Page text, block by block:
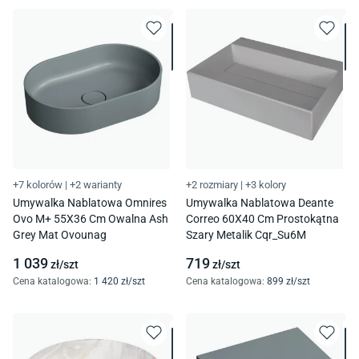
+7 kolorów | +2 warianty
Umywalka Nablatowa Omnires
Ovo M+ 55X36 Cm Owalna Ash
Grey Mat Ovounag
1 039zł/szt
Cena katalogowa: 1 420 zł/szt
+2 rozmiary | +3 kolory
Umywalka Nablatowa Deante
Correo 60X40 Cm Prostokątna
Szary Metalik Cqr_Su6M
719zł/szt
Cena katalogowa: 899 zł/szt